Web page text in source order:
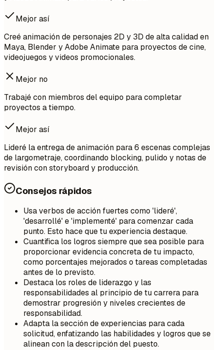
Mejor así
Creé animación de personajes 2D y 3D de alta calidad en
Maya, Blender y Adobe Animate para proyectos de cine,
videojuegos y videos promocionales.
Mejor no
Trabajé con miembros del equipo para completar
proyectos a tiempo.
Mejor así
Lideré la entrega de animación para 6 escenas complejas
de largometraje, coordinando blocking, pulido y notas de
revisión con storyboard y producción.
Consejos rápidos
Usa verbos de acción fuertes como 'lideré',
'desarrollé' e 'implementé' para comenzar cada
punto. Esto hace que tu experiencia destaque.
Cuantifica los logros siempre que sea posible para
proporcionar evidencia concreta de tu impacto,
como porcentajes mejorados o tareas completadas
antes de lo previsto.
Destaca los roles de liderazgo y las
responsabilidades al principio de tu carrera para
demostrar progresión y niveles crecientes de
responsabilidad.
Adapta la sección de experiencias para cada
solicitud, enfatizando las habilidades y logros que se
alinean con la descripción del puesto.